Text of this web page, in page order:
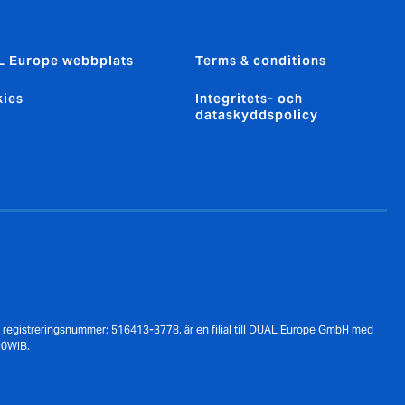
Europe webbplats Terms & conditions
Integritets- och
dataskyddspolicy
516413-3778, är en filial till DUAL Europe GmbH med